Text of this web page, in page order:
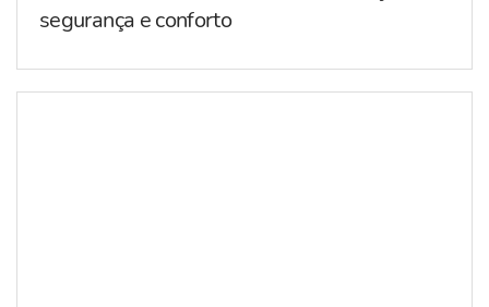
segurança e conforto